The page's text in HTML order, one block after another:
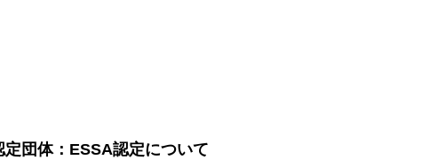
団体：ESSA認定について